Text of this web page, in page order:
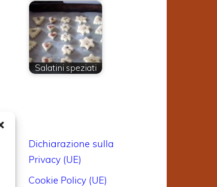
Salatini speziati
Dichiarazione sulla
Privacy (UE)
Cookie Policy (UE)